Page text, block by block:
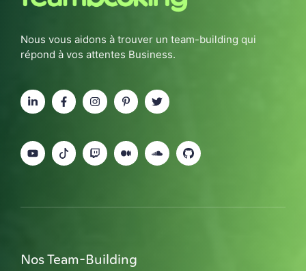
Nous vous aidons à trouver un team-building qui
répond à vos attentes Business.
Nos Team-Building